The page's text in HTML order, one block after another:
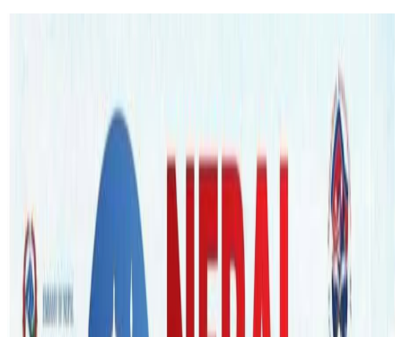
धनी बन्ने लोभले रोगी बन्दैछौँ हामी, स्वच्छ
खानपानसँगै ब्यायाम र मनोरञ्जनको यस्तो छ
पुण्यप्रसाद धमला